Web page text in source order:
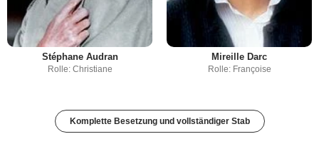
Stéphane Audran
Rolle: Christiane
Mireille Darc
Rolle: Françoise
Komplette Besetzung und vollständiger Stab